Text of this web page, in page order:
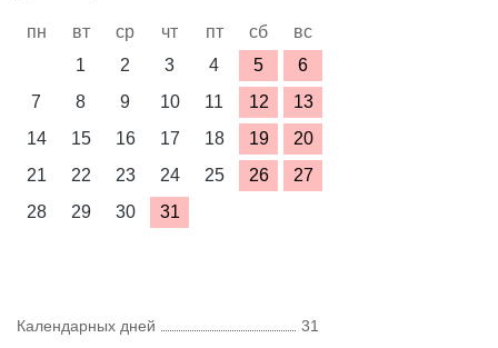
пн вт ср чт пт сб
вс
1
2 3 4 5
6
7
8 9 10 11 12
13
14
15 16 17 18 19
20
21
22 23 24 25 26
27
28
29 30 31
Календарных дней
31